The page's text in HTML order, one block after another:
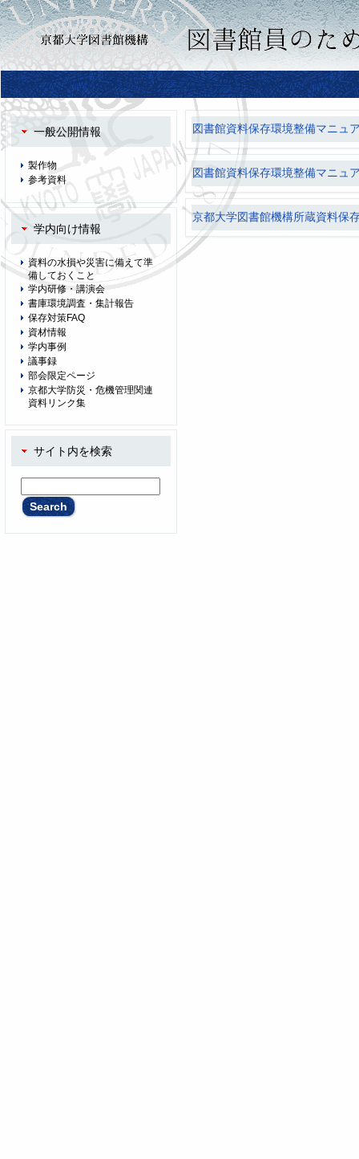
一般公開情報
製作物
参考資料
学内向け情報
資料の水損や災害に備えて準
備しておくこと
学内研修・講演会
書庫環境調査・集計報告
保存対策FAQ
資材情報
学内事例
議事録
部会限定ページ
京都大学防災・危機管理関連
資料リンク集
サイト内を検索
図書館資料保存環境整備マニュ
図書館資料保存環境整備マニュ
京都大学図書館機構所蔵資料保